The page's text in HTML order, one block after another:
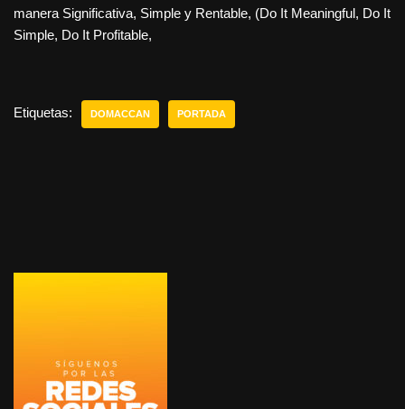
manera Significativa, Simple y Rentable, (Do It Meaningful, Do It
Simple, Do It Profitable,
Etiquetas: DOMACCAN PORTADA